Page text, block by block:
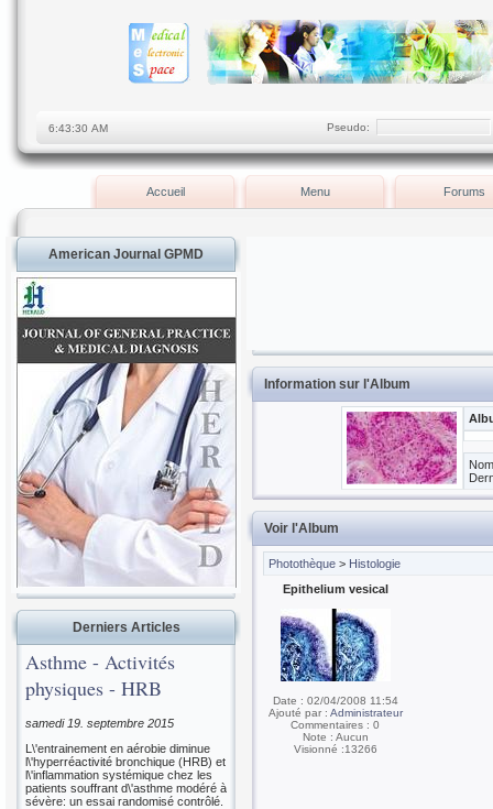
Pseudo:
Accueil Menu Forums
American Journal GPMD
Derniers Articles
Asthme - Activités
physiques - HRB
samedi 19. septembre 2015
L\'entrainement en aérobie diminue
l\'hyperréactivité bronchique (HRB) et
l\'inflammation systémique chez les
patients souffrant d\'asthme modéré à
sévère: un essai randomisé contrôlé.
Information sur l'Album
Voir l'Album
Photothèque > Histologie
Epithelium vesical
Date : 02/04/2008 11:54
Ajouté par : Administrateur
Commentaires : 0
Note : Aucun
Visionné :13266